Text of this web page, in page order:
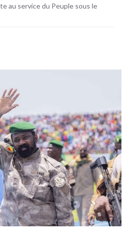
au service du Peuple sous le